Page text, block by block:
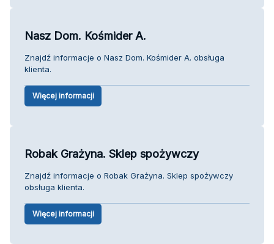
Nasz Dom. Kośmider A.
Znajdź informacje o Nasz Dom. Kośmider A. obsługa
klienta.
Więcej informacji
Robak Grażyna. Sklep spożywczy
Znajdź informacje o Robak Grażyna. Sklep spożywczy
obsługa klienta.
Więcej informacji